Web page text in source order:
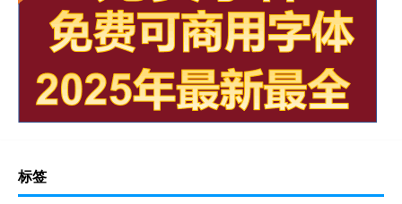
标签